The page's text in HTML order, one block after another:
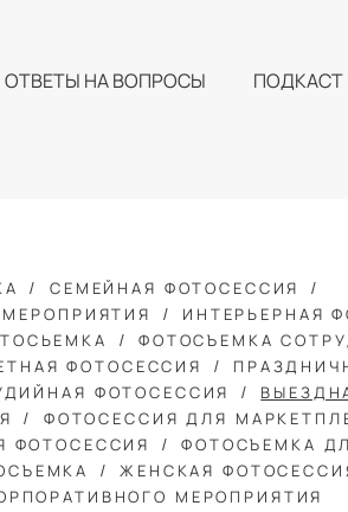
ОТВЕТЫ НА ВОПРОСЫ ПОДКАСТ
СЕМЕЙНАЯ ФОТОСЕССИЯ
ИНТЕРЬЕРНАЯ
ФОТОСЪЕМКА
ФОТОСЕССИЯ
ФОТОСЕССИЯ
ФОТОСЕССИЯ ДЛЯ
ФОТОСЕССИЯ
ФОТОСЪЕМКА
ЖЕНСКАЯ
МЕРОПРИЯТИЯ